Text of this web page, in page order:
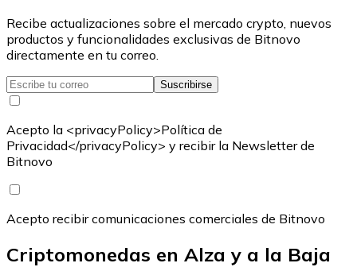
Recibe actualizaciones sobre el mercado crypto, nuevos
productos y funcionalidades exclusivas de Bitnovo
directamente en tu correo.
Suscribirse
Acepto la <privacyPolicy>Política de
Privacidad</privacyPolicy> y recibir la Newsletter de
Bitnovo
Acepto recibir comunicaciones comerciales de Bitnovo
Criptomonedas en Alza y a la Baja